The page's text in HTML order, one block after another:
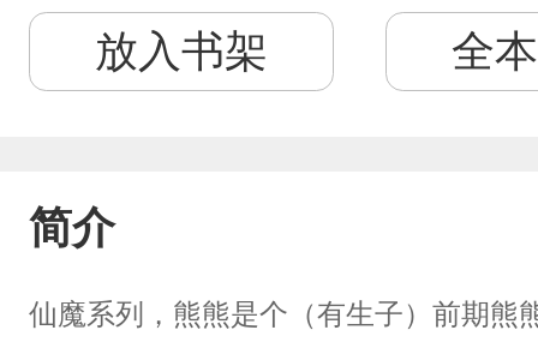
放入书架 全
简介
仙魔系列，熊熊是个（有生子）前期熊